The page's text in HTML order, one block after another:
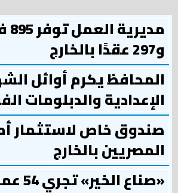
و297 عقدًا بالخارج
المحافظ يكرم أوائل
الإعدادية والدبلومات
صندوق خاص لاستثمار
المصريين بالخارج
«صناع